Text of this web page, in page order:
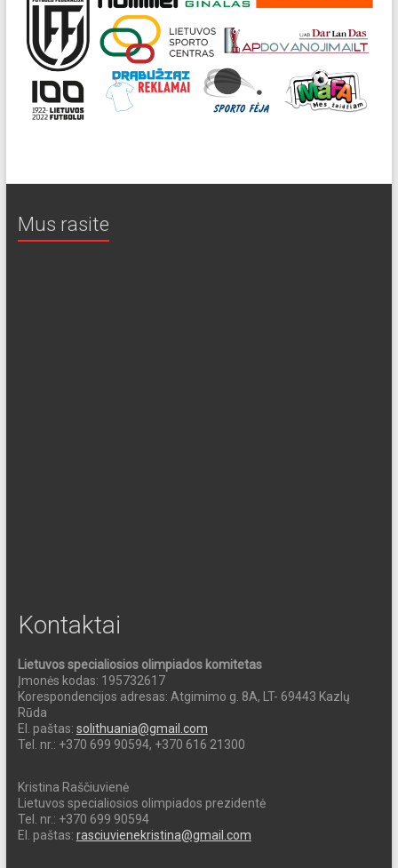
Mus rasite
Kontaktai
Lietuvos specialiosios olimpiados komitetas
Įmonės kodas: 195732617
Korespondencijos adresas: Atgimimo g. 8A, LT- 69443 Kazlų
Rūda
El. paštas: solithuania@gmail.com
Tel. nr.: +370 699 90594, +370 616 21300
Kristina Raščiuvienė
Lietuvos specialiosios olimpiados prezidentė
Tel. nr.: +370 699 90594
El. paštas: rasciuvienekristina@gmail.com